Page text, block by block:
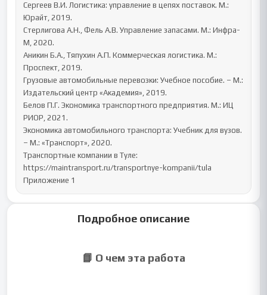
Сергеев В.И. Логистика: управление в цепях поставок. М.:
Юрайт, 2019.
Стерлигова А.Н., Фель А.В. Управление запасами. М.: Инфра-
М, 2020.
Аникин Б.А., Тяпухин А.П. Коммерческая логистика. М.:
Проспект, 2019.
Грузовые автомобильные перевозки: Учебное пособие. – М.:
Издательский центр «Академия», 2019.
Белов П.Г. Экономика транспортного предприятия. М.: ИЦ
РИОР, 2021.
Экономика автомобильного транспорта: Учебник для вузов.
– М.: «Транспорт», 2020.
Транспортные компании в Туле:
https://maintransport.ru/transportnye-kompanii/tula
Приложение 1
Подробное описание
📘 О чем эта работа